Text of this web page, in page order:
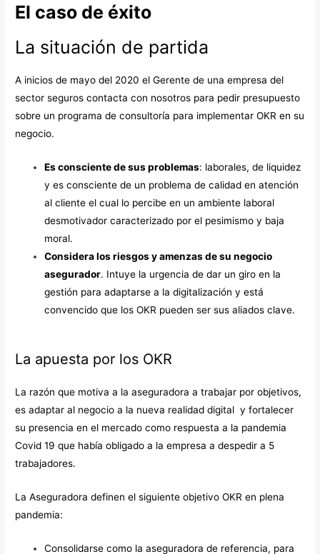
El caso de éxito
La situación de partida
A inicios de mayo del 2020 el Gerente de una empresa del
sector seguros contacta con nosotros para pedir presupuesto
sobre un programa de consultoría para implementar OKR en su
negocio.
Es consciente de sus problemas: laborales, de liquidez
y es consciente de un problema de calidad en atención
al cliente el cual lo percibe en un ambiente laboral
desmotivador caracterizado por el pesimismo y baja
moral.
Considera los riesgos y amenzas de su negocio
asegurador. Intuye la urgencia de dar un giro en la
gestión para adaptarse a la digitalización y está
convencido que los OKR pueden ser sus aliados clave.
La apuesta por los OKR
La razón que motiva a la aseguradora a trabajar por objetivos,
es adaptar al negocio a la nueva realidad digital y fortalecer
su presencia en el mercado como respuesta a la pandemia
Covid 19 que había obligado a la empresa a despedir a 5
trabajadores.
La Aseguradora definen el siguiente objetivo OKR en plena
pandemia:
Consolidarse como la aseguradora de referencia, para